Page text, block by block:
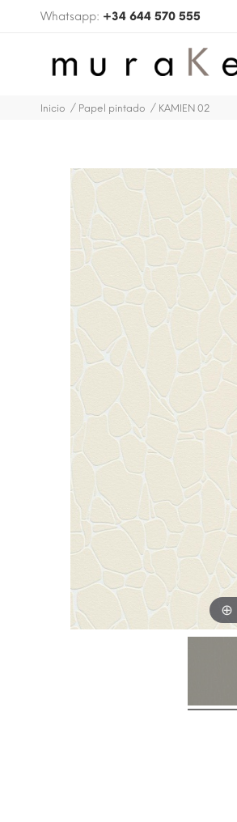
Whatsapp: +34 644 570 555
Inicio Papel pintado KAMIEN 02